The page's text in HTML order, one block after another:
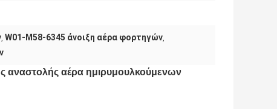
, W01-M58-6345 άνοιξη αέρα φορτηγών,
αναστολής αέρα ημιρυμουλκούμενων